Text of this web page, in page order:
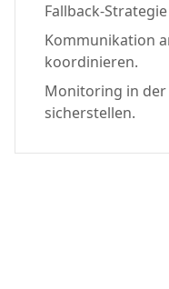
Fallback-
Kommunikation
koordinieren.
Monitoring in der
sicherstellen.